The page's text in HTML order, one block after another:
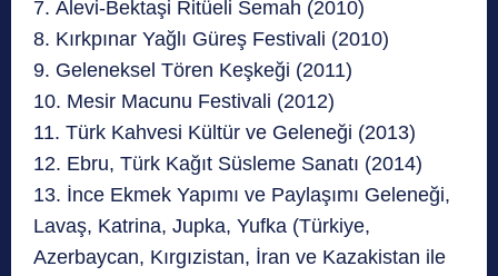
7. Alevi-Bektaşi Ritüeli Semah (2010)
8. Kırkpınar Yağlı Güreş Festivali (2010)
9. Geleneksel Tören Keşkeği (2011)
10. Mesir Macunu Festivali (2012)
11. Türk Kahvesi Kültür ve Geleneği (2013)
12. Ebru, Türk Kağıt Süsleme Sanatı (2014)
13. İnce Ekmek Yapımı ve Paylaşımı Geleneği,
Lavaş, Katrina, Jupka, Yufka (Türkiye,
Azerbaycan, Kırgızistan, İran ve Kazakistan ile